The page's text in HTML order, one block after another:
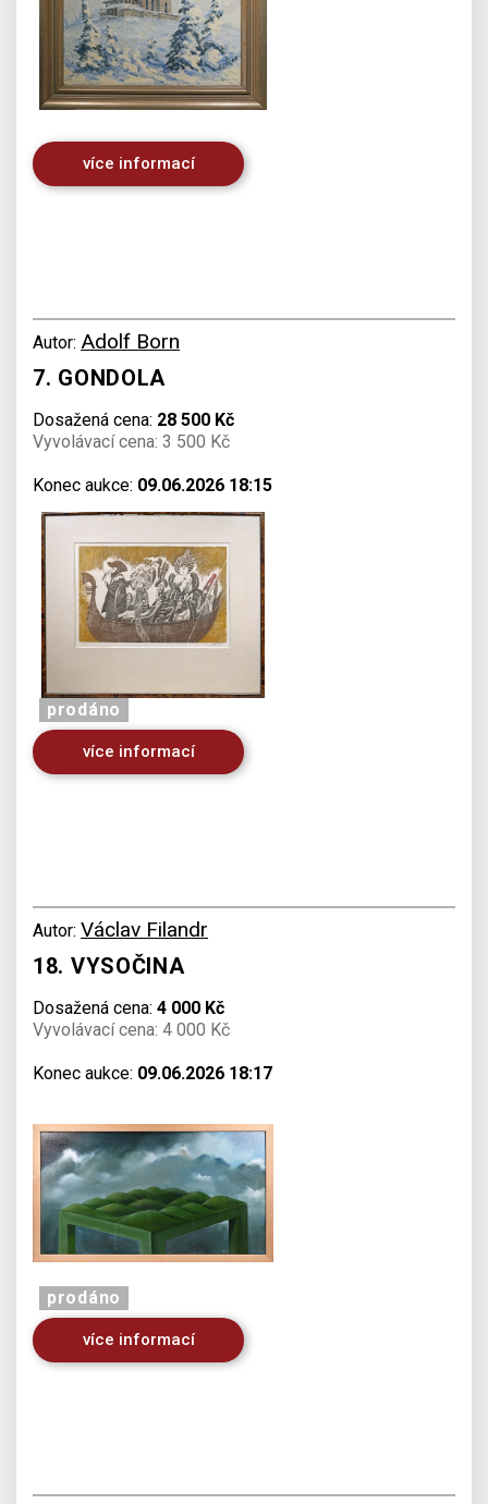
více informací
Autor: Adolf Born
7. GONDOLA
Dosažená cena: 28 500 Kč
Vyvolávací cena: 3 500 Kč
Konec aukce: 09.06.2026 18:15
prodáno
více informací
Autor: Václav Filandr
18. VYSOČINA
Dosažená cena: 4 000 Kč
Vyvolávací cena: 4 000 Kč
Konec aukce: 09.06.2026 18:17
prodáno
více informací